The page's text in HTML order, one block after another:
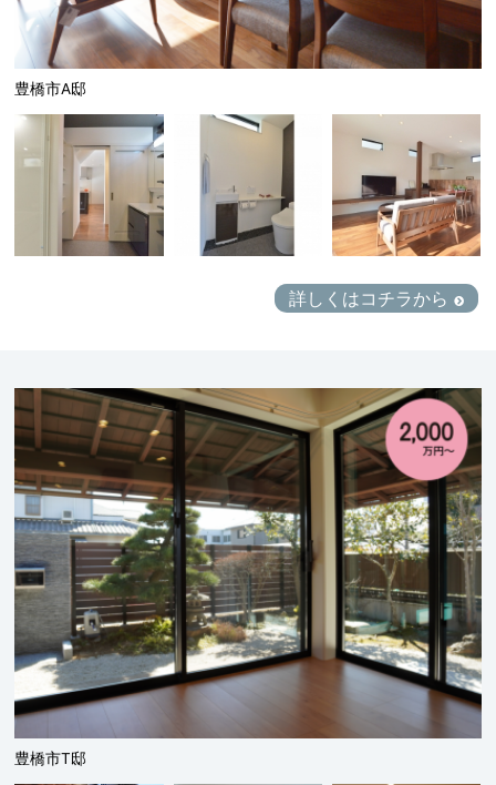
豊橋市A邸
詳しくはコチラから
豊橋市T邸